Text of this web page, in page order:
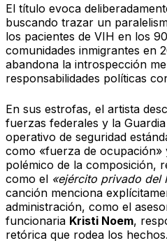
El título evoca
buscando trazar un
los pacientes de VIH en los
comunidades inmigrantes en
abandona la introspección
responsabilidades políticas
En sus estrofas, el artista
fuerzas federales y la
operativo de seguridad
como «fuerza de ocupación»
polémico de la composición,
como el «ejército privado del
canción menciona
administración, como el
funcionaria Kristi Noem,
retórica que rodea los hechos.